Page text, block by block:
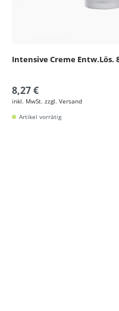
Intensive Creme Entw.Lös.
8,27 €
inkl. MwSt. zzgl. Versand
Artikel vorrätig